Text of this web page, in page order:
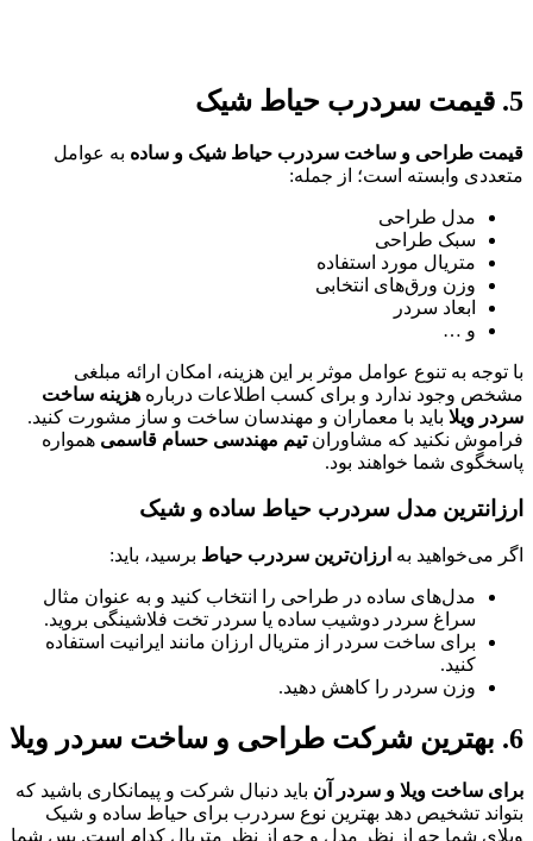
طراحی و ساخت سردرب حیاط شیک و سادهبه عوامل
وابسته است؛ از جمله:
مدل طراحی
سبک طراحی
متریال مورد استفاده
وزن ورق‌های انتخابی
ابعاد سردر
و …
به تنوع عوامل موثر بر این هزینه، امکان ارائه مبلغی
وجود ندارد و برای کسب اطلاعات درباره هزینه ساخت
ویلا باید با معماران و مهندسان ساخت و ساز مشورت کنید.
نکنید که مشاورانتیم مهندسی حسام قاسمیهمواره
شما خواهند بود.
مدل سردرب حیاط ساده و شیک
می‌خواهید بهارزان‌ترین سردرب حیاطبرسید، باید:
مدل‌های ساده در طراحی را انتخاب کنید و به عنوان مثال
سراغ سردر دوشیب ساده یا سردر تخت فلاشینگی بروید.
برای ساخت سردر از متریال ارزان مانند ایرانیت استفاده
کنید.
وزن سردر را کاهش دهید.
ساخت ویلا و سردر آنباید دنبال شرکت و پیمانکاری باشید که
تشخیص دهد بهترین نوع سردرب برای حیاط ساده و شیک
شما چه از نظر مدل و چه از نظر متریال کدام است. پس شما